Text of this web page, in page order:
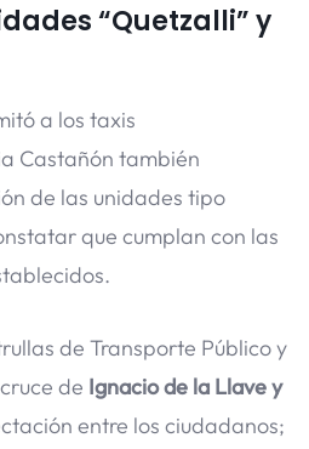
“Quetzalli” y
a los taxis
Castañón también
de las unidades tipo
que cumplan con las
de Transporte Público y
de Ignacio de la Llave y
entre los ciudadanos;